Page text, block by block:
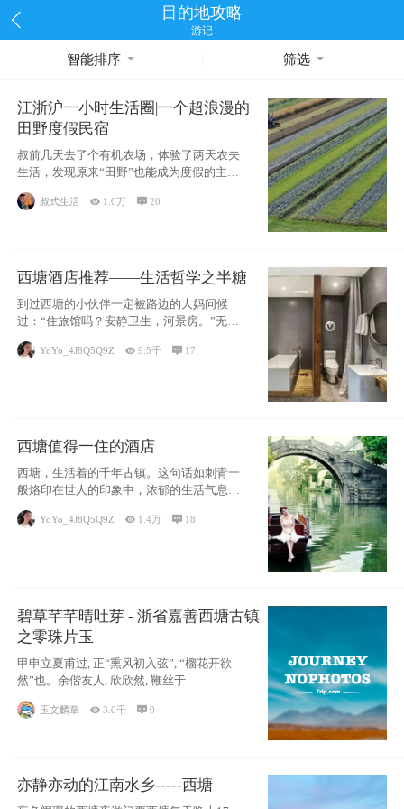
目的地攻略
游记
智能排序 筛选
江浙沪一小时生活圈|一个超浪漫的
田野度假民宿
叔前几天去了个有机农场，体验了两天农夫
生活，发现原来“田野”也能成为度假的主旋
律。江
叔式生活  1.0万 20
西塘酒店推荐——生活哲学之半糖
到过西塘的小伙伴一定被路边的大妈问候
过：“住旅馆吗？安静卫生，河景房。”无意
YoYo_4J8Q5Q9Z 9.5千  17
西塘值得一住的酒店
西塘，生活着的千年古镇。这句话如刺青一
般烙印在世人的印象中，浓郁的生活气息，
小桥流水
YoYo_4J8Q5Q9Z  1.4万  18
碧草芊芊晴吐芽 - 浙省嘉善西塘古镇
之零珠片玉
甲申立夏甫过, 正“熏风初入弦”, “榴花开欲
然”也。余偕友人, 欣欣然, 鞭丝于
玉文麟章  3.0千 0
亦静亦动的江南水乡-----西塘